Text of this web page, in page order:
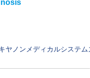
ノンメディカルシステム